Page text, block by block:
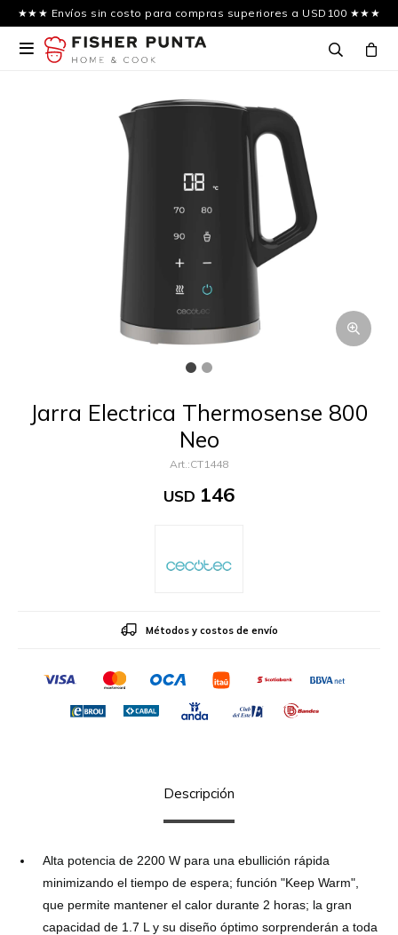
★★★ Envíos sin costo para compras superiores a USD100 ★★★

Jarra Electrica Thermosense 800
Neo
CT1448
USD 146
Métodos y costos de envío
Descripción
Alta potencia de 2200 W para una ebullición rápida
minimizando el tiempo de espera; función "Keep Warm",
que permite mantener el calor durante 2 horas; la gran
capacidad de 1.7 L y su diseño óptimo sorprenderán a toda